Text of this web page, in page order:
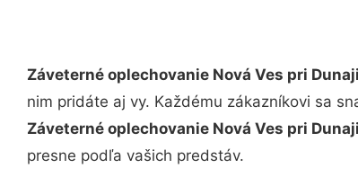
Záveterné oplechovanie Nová Ves pri Dunaji
nim pridáte aj vy. Každému zákazníkovi sa
Záveterné oplechovanie Nová Ves pri Dunaji
presne podľa vašich predstáv.